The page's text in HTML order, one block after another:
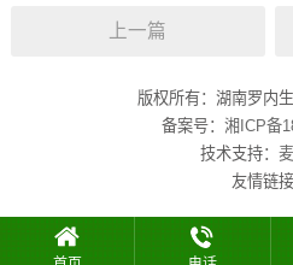
上一篇
版权所有：湖南罗内
备案号： 湘ICP备
技术支持：
友情链接